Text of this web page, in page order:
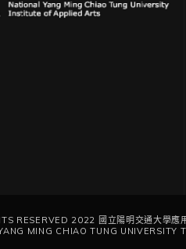
RESERVED 2022 國立陽明交通大學應
MING CHIAO TUNG UNIVERSITY